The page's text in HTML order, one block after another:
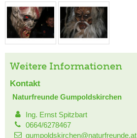
Weitere Informationen
Kontakt
Naturfreunde Gumpoldskirchen
Ing. Ernst Spitzbart
0664/6278467
gumpoldskirchen@naturfreunde.at